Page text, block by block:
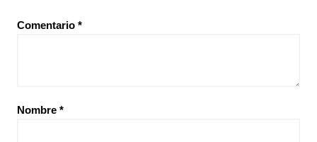
Comentario *
Nombre *